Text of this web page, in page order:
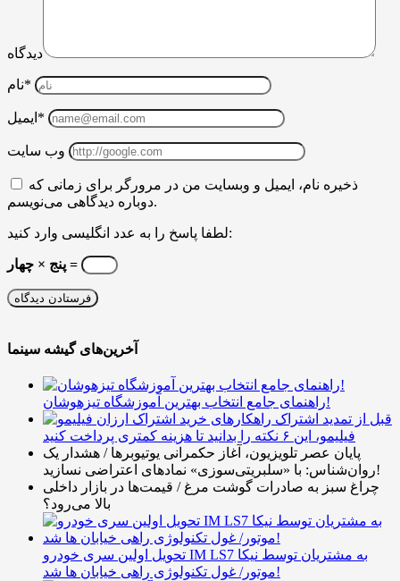
دیدگاه
نام*
ایمیل*
وب سایت
ذخیره نام، ایمیل و وبسایت من در مرورگر برای زمانی که
دوباره دیدگاهی می‌نویسم.
لطفا پاسخ را به عدد انگلیسی وارد کنید:
پنج × چهار =
آخرین‌های گیشه سینما
راهنمای جامع انتخاب بهترین آموزشگاه تیزهوشان!
قبل از تمدید اشتراک
فیلیمو، این ۶ نکته را بدانید تا هزینه کمتری پرداخت کنید
پایان عصر تلویزیون، آغاز حکمرانی یوتیوبرها / هشدار یک
روان‌شناس: با «سلبریتی‌سوزی» نمادهای اعتراضی نسازید!
چراغ سبز به صادرات گوشت مرغ / قیمت‌ها در بازار داخلی
بالا می‌رود؟
تحویل اولین سری خودرو IM LS7 به مشتریان توسط نیکا
موتور/ غول تکنولوژی راهی خیابان ها شد!